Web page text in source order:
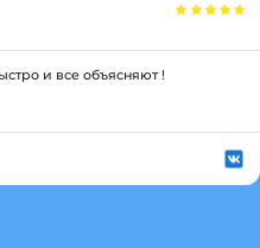
и все объясняют !